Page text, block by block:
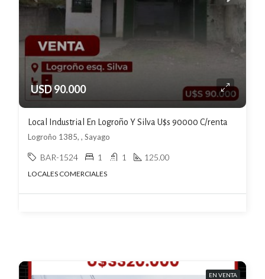
USD 90.000
Local Industrial En Logroño Y Silva U$s 90000 C/renta
Logroño 1385, , Sayago
BAR-1524 1 1 125.00
LOCALES COMERCIALES
EN VENTA